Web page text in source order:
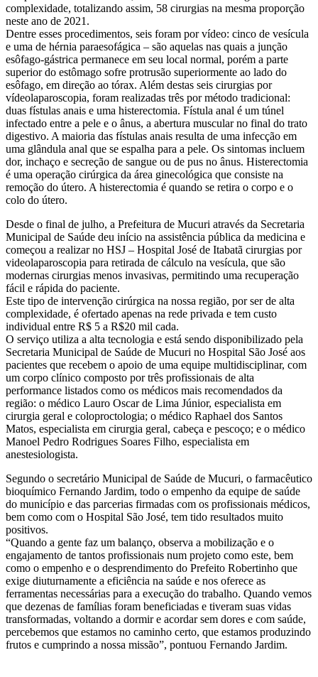
complexidade, totalizando assim, 58 cirurgias na mesma proporção
neste ano de 2021.
Dentre esses procedimentos, seis foram por vídeo: cinco de vesícula
e uma de hérnia paraesofágica – são aquelas nas quais a junção
esôfago-gástrica permanece em seu local normal, porém a parte
superior do estômago sofre protrusão superiormente ao lado do
esôfago, em direção ao tórax. Além destas seis cirurgias por
vídeolaparoscopia, foram realizadas três por método tradicional:
duas fístulas anais e uma histerectomia. Fístula anal é um túnel
infectado entre a pele e o ânus, a abertura muscular no final do trato
digestivo. A maioria das fístulas anais resulta de uma infecção em
uma glândula anal que se espalha para a pele. Os sintomas incluem
dor, inchaço e secreção de sangue ou de pus no ânus. Histerectomia
é uma operação cirúrgica da área ginecológica que consiste na
remoção do útero. A histerectomia é quando se retira o corpo e o
colo do útero.
Desde o final de julho, a Prefeitura de Mucuri através da Secretaria
Municipal de Saúde deu início na assistência pública da medicina e
começou a realizar no HSJ – Hospital José de Itabatã cirurgias por
videolaparoscopia para retirada de cálculo na vesícula, que são
modernas cirurgias menos invasivas, permitindo uma recuperação
fácil e rápida do paciente.
Este tipo de intervenção cirúrgica na nossa região, por ser de alta
complexidade, é ofertado apenas na rede privada e tem custo
individual entre R$ 5 a R$20 mil cada.
O serviço utiliza a alta tecnologia e está sendo disponibilizado pela
Secretaria Municipal de Saúde de Mucuri no Hospital São José aos
pacientes que recebem o apoio de uma equipe multidisciplinar, com
um corpo clínico composto por três profissionais de alta
performance listados como os médicos mais recomendados da
região: o médico Lauro Oscar de Lima Júnior, especialista em
cirurgia geral e coloproctologia; o médico Raphael dos Santos
Matos, especialista em cirurgia geral, cabeça e pescoço; e o médico
Manoel Pedro Rodrigues Soares Filho, especialista em
anestesiologista.
Segundo o secretário Municipal de Saúde de Mucuri, o farmacêutico
bioquímico Fernando Jardim, todo o empenho da equipe de saúde
do município e das parcerias firmadas com os profissionais médicos,
bem como com o Hospital São José, tem tido resultados muito
positivos.
“Quando a gente faz um balanço, observa a mobilização e o
engajamento de tantos profissionais num projeto como este, bem
como o empenho e o desprendimento do Prefeito Robertinho que
exige diuturnamente a eficiência na saúde e nos oferece as
ferramentas necessárias para a execução do trabalho. Quando vemos
que dezenas de famílias foram beneficiadas e tiveram suas vidas
transformadas, voltando a dormir e acordar sem dores e com saúde,
percebemos que estamos no caminho certo, que estamos produzindo
frutos e cumprindo a nossa missão”, pontuou Fernando Jardim.